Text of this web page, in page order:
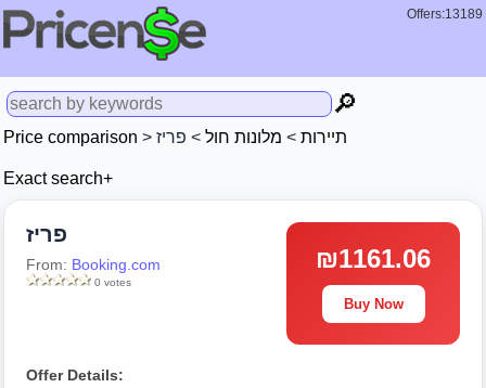
Offers:13189
🔎
Price comparison > תיירות > מלונות חול > פריז
Exact search+
פריז
From: Booking.com
0 votes
₪1161.06
Buy Now
Offer Details: